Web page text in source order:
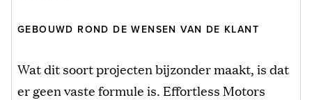
GEBOUWD ROND DE WENSEN VAN DE KLANT
Wat dit soort projecten bijzonder maakt, is dat
er geen vaste formule is. Effortless Motors